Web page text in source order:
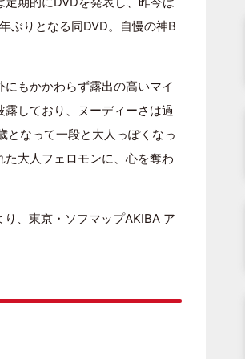
ぶりとなる同DVD。自慢の神B
もかかわらず露出の高いマイ
しており、ヌーディーさは過
となって一段と大人っぽくなっ
大人フェロモンに、心を奪わ
、東京・ソフマップAKIBA ア